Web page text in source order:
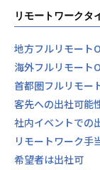
リモートワークタ
地方フルリモート
海外フルリモート
首都圏フルリモー
客先への出社可能
社内イベントでの
リモートワーク手
希望者は出社可